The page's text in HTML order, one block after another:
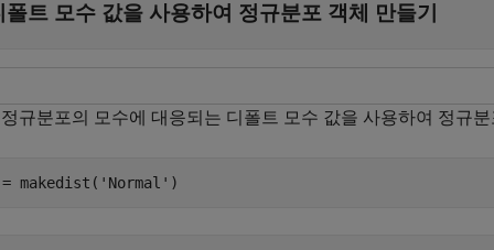
폴트 모수 값을 사용하여 정규분포 객체 만들기
규분포의 모수에 대응되는 디폴트 모수 값을 사용하여 정규
makedist( 'Normal' )